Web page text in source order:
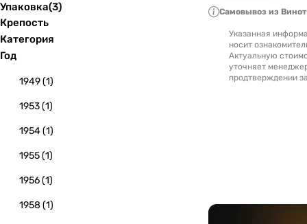
Упаковка(3)
Крепость
Категория
Год
1949(1)
1953(1)
1954(1)
1955(1)
1956(1)
1958 (1)
Самовывоз из
Указанная
носит
Актуальную
уточняет
продтверждении